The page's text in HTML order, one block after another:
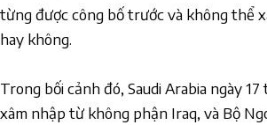
từng được công bố trước và không thể
hay không.
Trong bối cảnh đó, Saudi Arabia ngày
xâm nhập từ không phận Iraq, và Bộ